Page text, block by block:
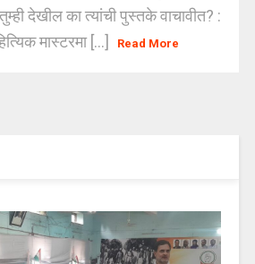
देखील का त्यांची पुस्तके वाचावीत? :
मास्टरमा [...]
Read More